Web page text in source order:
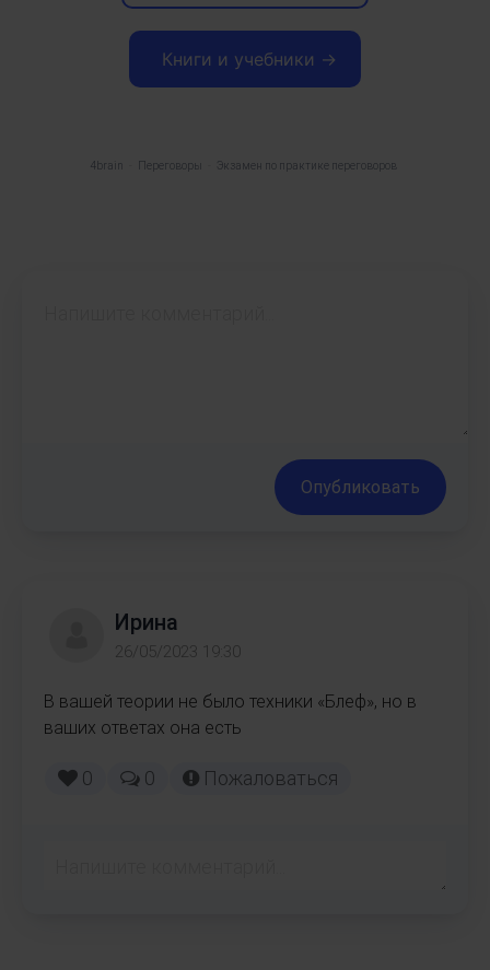
Книги и учебники →
4brain Переговоры Экзамен по практике переговоров
Опубликовать
Ирина
26/05/2023 19:30
В вашей теории не было техники «Блеф», но в
ваших ответах она есть
0 0 Пожаловаться